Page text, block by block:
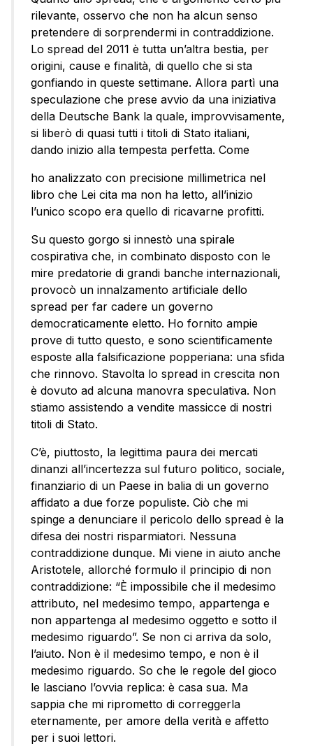
rilevante, osservo che non ha alcun senso
pretendere di sorprendermi in contraddizione.
Lo spread del 2011 è tutta un’altra bestia, per
origini, cause e finalità, di quello che si sta
gonfiando in queste settimane. Allora partì una
speculazione che prese avvio da una iniziativa
della Deutsche Bank la quale, improvvisamente,
si liberò di quasi tutti i titoli di Stato italiani,
dando inizio alla tempesta perfetta. Come
ho analizzato con precisione millimetrica nel
libro che Lei cita ma non ha letto, all’inizio
l’unico scopo era quello di ricavarne profitti.
Su questo gorgo si innestò una spirale
cospirativa che, in combinato disposto con le
mire predatorie di grandi banche internazionali,
provocò un innalzamento artificiale dello
spread per far cadere un governo
democraticamente eletto. Ho fornito ampie
prove di tutto questo, e sono scientificamente
esposte alla falsificazione popperiana: una sfida
che rinnovo. Stavolta lo spread in crescita non
è dovuto ad alcuna manovra speculativa. Non
stiamo assistendo a vendite massicce di nostri
titoli di Stato.
C’è, piuttosto, la legittima paura dei mercati
dinanzi all’incertezza sul futuro politico, sociale,
finanziario di un Paese in balia di un governo
affidato a due forze populiste. Ciò che mi
spinge a denunciare il pericolo dello spread è la
difesa dei nostri risparmiatori. Nessuna
contraddizione dunque. Mi viene in aiuto anche
Aristotele, allorché formulo il principio di non
contraddizione: “È impossibile che il medesimo
attributo, nel medesimo tempo, appartenga e
non appartenga al medesimo oggetto e sotto il
medesimo riguardo”. Se non ci arriva da solo,
l’aiuto. Non è il medesimo tempo, e non è il
medesimo riguardo. So che le regole del gioco
le lasciano l’ovvia replica: è casa sua. Ma
sappia che mi riprometto di correggerla
eternamente, per amore della verità e affetto
per i suoi lettori.